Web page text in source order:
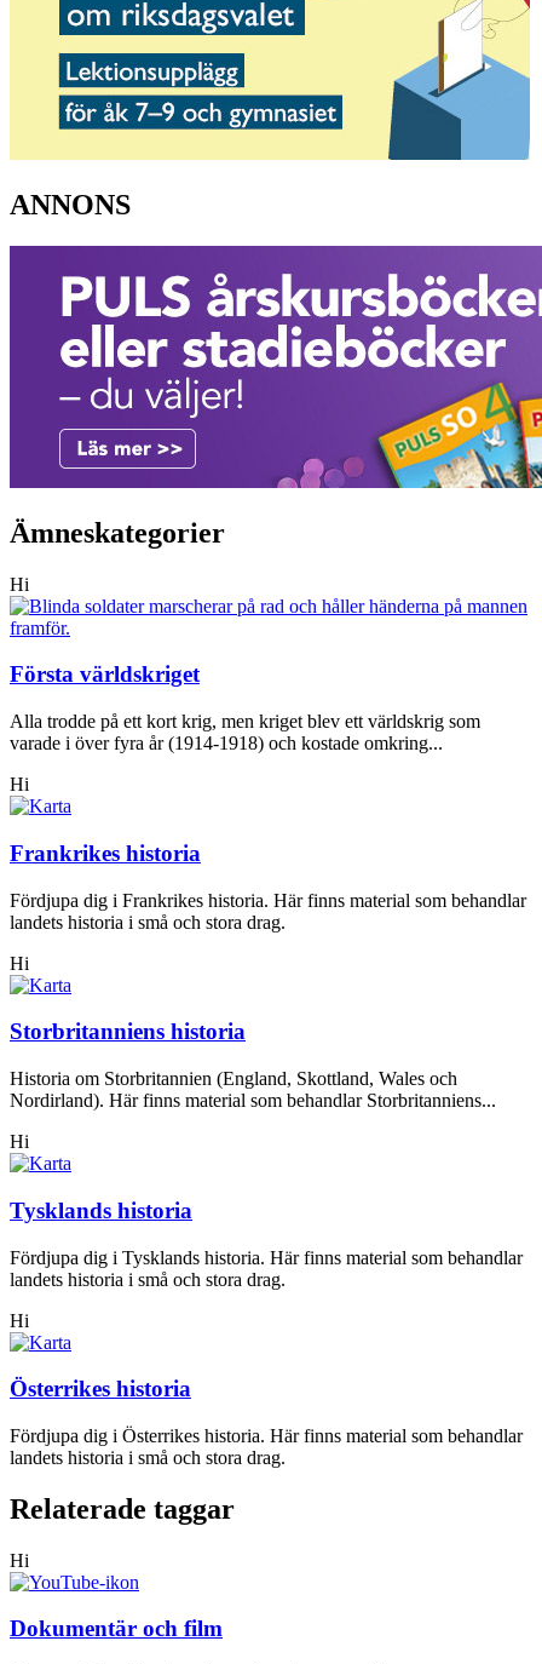
ANNONS
Ämneskategorier
Hi
Första världskriget
Alla trodde på ett kort krig, men kriget blev ett världskrig som
varade i över fyra år (1914-1918) och kostade omkring...
Hi
Frankrikes historia
Fördjupa dig i Frankrikes historia. Här finns material som behandlar
landets historia i små och stora drag.
Hi
Storbritanniens historia
Historia om Storbritannien (England, Skottland, Wales och
Nordirland). Här finns material som behandlar Storbritanniens...
Hi
Tysklands historia
Fördjupa dig i Tysklands historia. Här finns material som behandlar
landets historia i små och stora drag.
Hi
Österrikes historia
Fördjupa dig i Österrikes historia. Här finns material som behandlar
landets historia i små och stora drag.
Relaterade taggar
Hi
Dokumentär och film